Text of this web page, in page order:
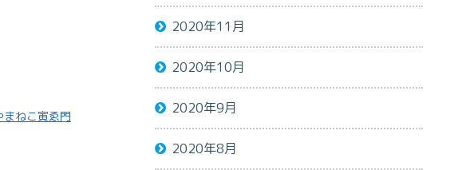
まねこ寅ゑ門
2020年11月
2020年10月
2020年9月
2020年8月